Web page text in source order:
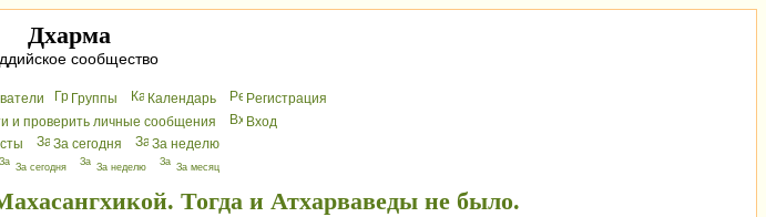
Дхарма
сообщество
Группы Календарь
Peгиcтрaция
и проверить личные сообщения
Вхoд
За сегодня За неделю
За сегодня За неделю За месяц
Тогда и Атхарваведы не было.